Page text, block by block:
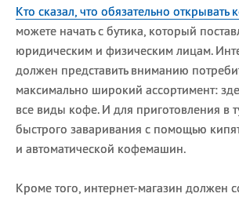
Кто сказал, что обязательно открывать
можете начать с бутика, который
юридическим и физическим лицам.
должен представить вниманию
максимально широкий ассортимент:
все виды кофе. И для приготовления в
быстрого заваривания с помощью
и автоматической кофемашин.
Кроме того, интернет-магазин должен